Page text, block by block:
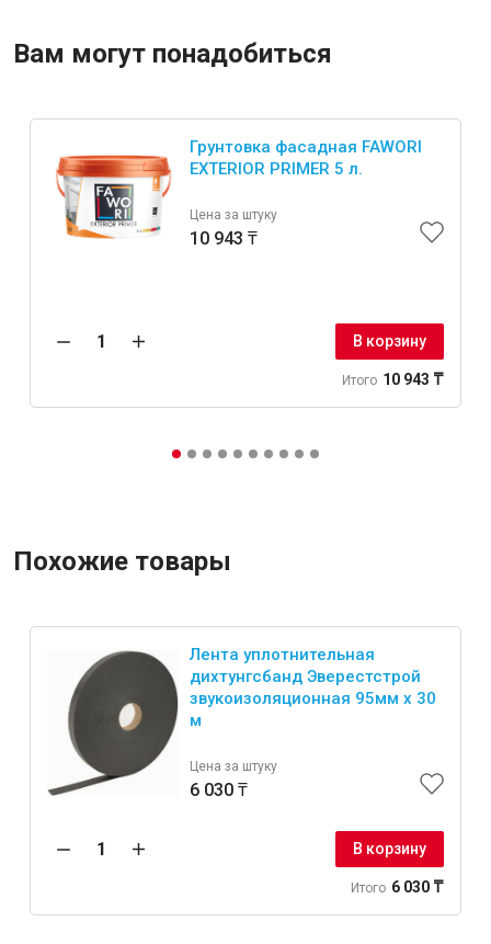
Вам могут понадобиться
Грунтовка фасадная FAWORI
EXTERIOR PRIMER 5 л.
Цена за штуку
10 943 ₸
В корзину
Итого 10 943 ₸
Похожие товары
Лента уплотнительная
дихтунгсбанд Эверестстрой
звукоизоляционная 95мм х 30
м
Цена за штуку
6 030 ₸
В корзину
Итого 6 030 ₸